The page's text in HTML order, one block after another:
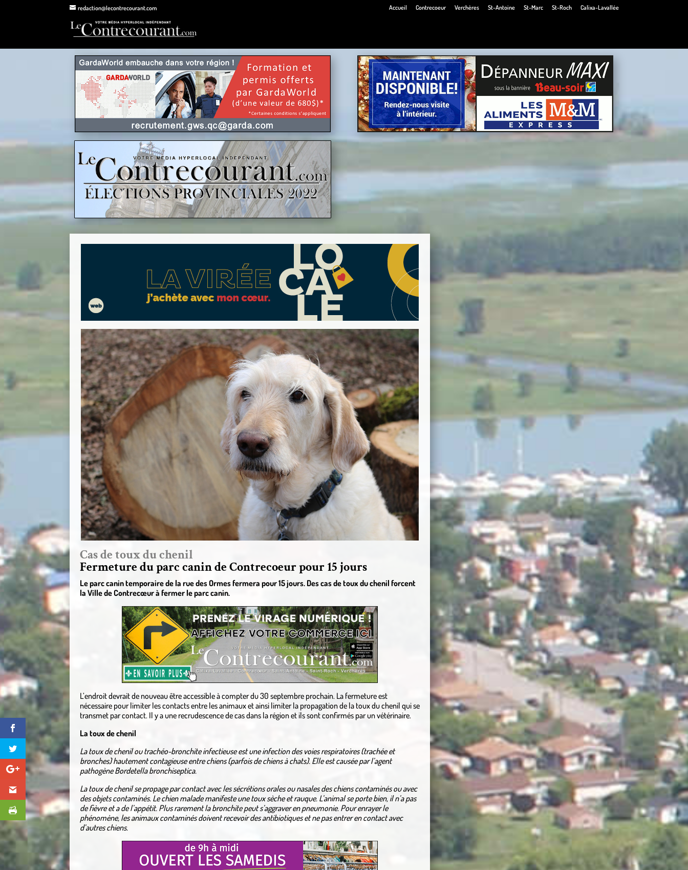
redaction@lecontrecourant.com Accueil Contrecoeur Verchères St-Antoine St-Marc St-Roch Calixa-Lavallée
Cas de toux du chenil
Fermeture du parc canin de Contrecoeur pour 15 jours
Le parc canin temporaire de la rue des Ormes fermera pour 15 jours. Des cas de toux du chenil forcent
la Ville de Contrecœur à fermer le parc canin.
L’endroit devrait de nouveau être accessible à compter du 30 septembre prochain. La fermeture est
nécessaire pour limiter les contacts entre les animaux et ainsi limiter la propagation de la toux du chenil qui se
transmet par contact. Il y a une recrudescence de cas dans la région et ils sont confirmés par un vétérinaire.
La toux de chenil
La toux de chenil ou trachéo-bronchite infectieuse est une infection des voies respiratoires (trachée et
bronches) hautement contagieuse entre chiens (parfois de chiens à chats). Elle est causée par l’agent
pathogène Bordetella bronchiseptica.
La toux de chenil se propage par contact avec les sécrétions orales ou nasales des chiens contaminés ou avec
des objets contaminés. Le chien malade manifeste une toux sèche et rauque. L’animal se porte bien, il n’a pas
de fièvre et a de l’appétit. Plus rarement la bronchite peut s’aggraver en pneumonie. Pour enrayer le
phénomène, les animaux contaminés doivent recevoir des antibiotiques et ne pas entrer en contact avec
d’autres chiens.